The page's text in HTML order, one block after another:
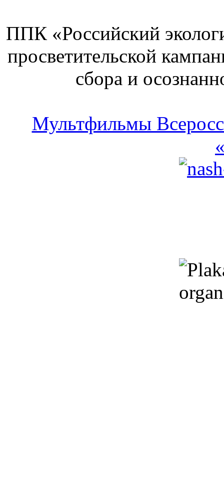
ППК «Российский
просветительской
сбора и
Мультфильмы